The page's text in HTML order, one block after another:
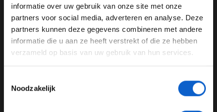
informatie over uw gebruik van onze site met onze
partners voor social media, adverteren en analyse. Deze
partners kunnen deze gegevens combineren met andere
informatie die u aan ze heeft verstrekt of die ze hebben
verzameld op basis van uw gebruik van hun services.
Noodzakelijk
Dit bericht op Instagram bekijken
Ben je 24 jaar of ouder?
Pas je advertentie instellingen aan en klik hieronder om
door te gaan naar de website!
Advertentie instellingen
Toon alle kansspelenadvertenties (24+)